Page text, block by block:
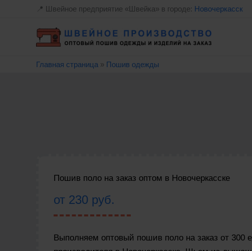
содержимому
📍 Швейное предприятие «Швейка» в городе: Новочеркасск
Главная страница » Пошив одежды
Пошив поло на заказ оптом в Новочеркасске
от 230 руб.
Выполняем оптовый пошив поло на заказ от 300